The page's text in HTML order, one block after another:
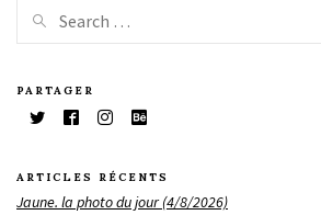
PARTAGER
ARTICLES RÉCENTS
Jaune. la photo du jour (4/8/2026)